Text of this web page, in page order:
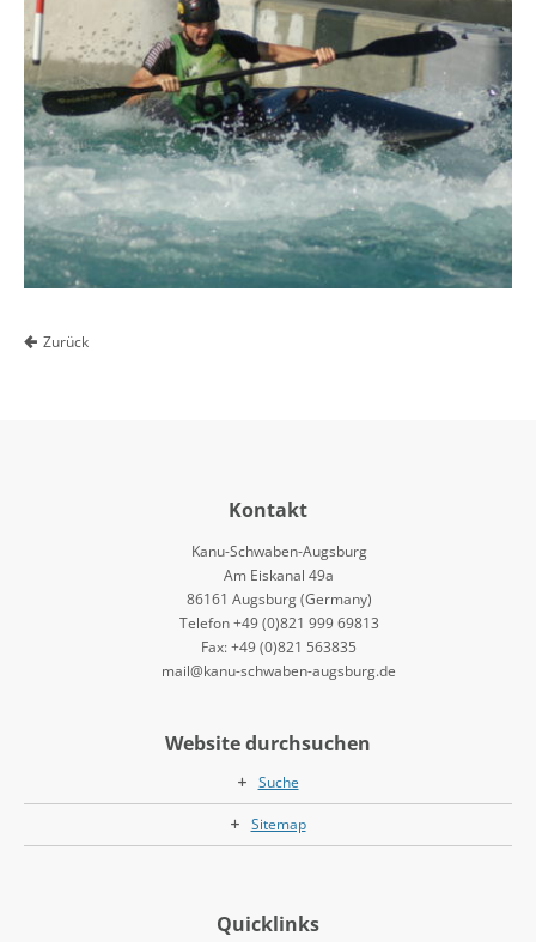
Zurück
Kontakt
Kanu-Schwaben-Augsburg
Am Eiskanal 49a
86161 Augsburg (Germany)
Telefon +49 (0)821 999 69813
Fax: +49 (0)821 563835
mail@kanu-schwaben-augsburg.de
Website durchsuchen
Suche
Sitemap
Quicklinks